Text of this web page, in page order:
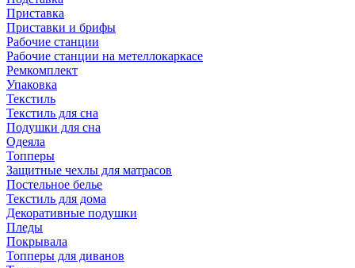
Приставка
Приставки и брифы
Рабочие станции
Рабочие станции на метеллокаркасе
Ремкомплект
Упаковка
Текстиль
Текстиль для сна
Подушки для сна
Одеяла
Топперы
Защитные чехлы для матрасов
Постельное белье
Текстиль для дома
Декоративные подушки
Пледы
Покрывала
Топперы для диванов